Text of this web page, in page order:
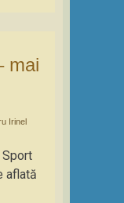
Irinel
aflată